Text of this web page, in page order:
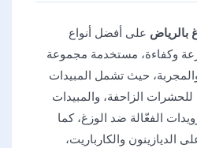
بالرياض على أفضل أنواع
وكفاءة، مستخدمة مجموعة
حيث تشمل المبيدات
للحشرات الزاحفة، والمبيدات
الفعّالة ضد الوزغ، كما
الديازينون والكارباريت،